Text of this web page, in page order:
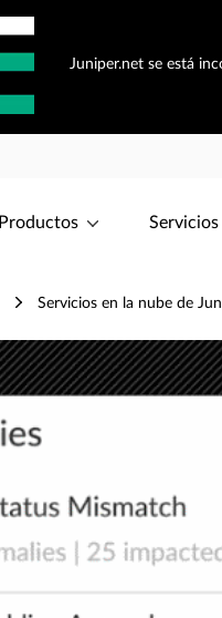
Juniper.net se está
Productos Servicios
Servicios en la nube de